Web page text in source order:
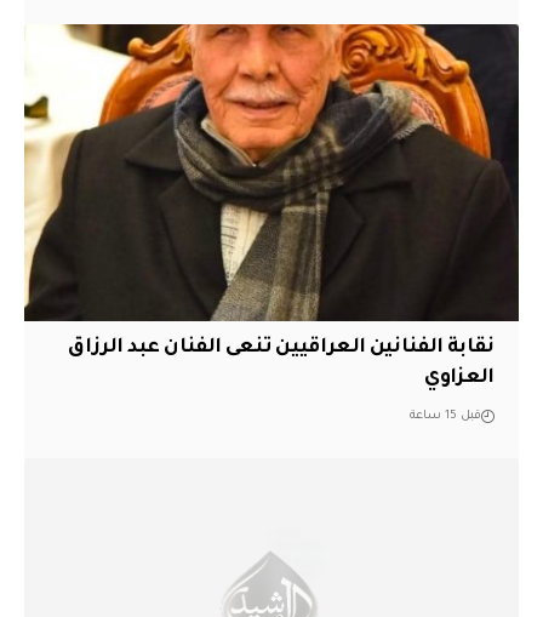
نقابة الفنانين العراقيين تنعى الفنان عبد الرزاق
العزاوي
قبل 15 ساعة